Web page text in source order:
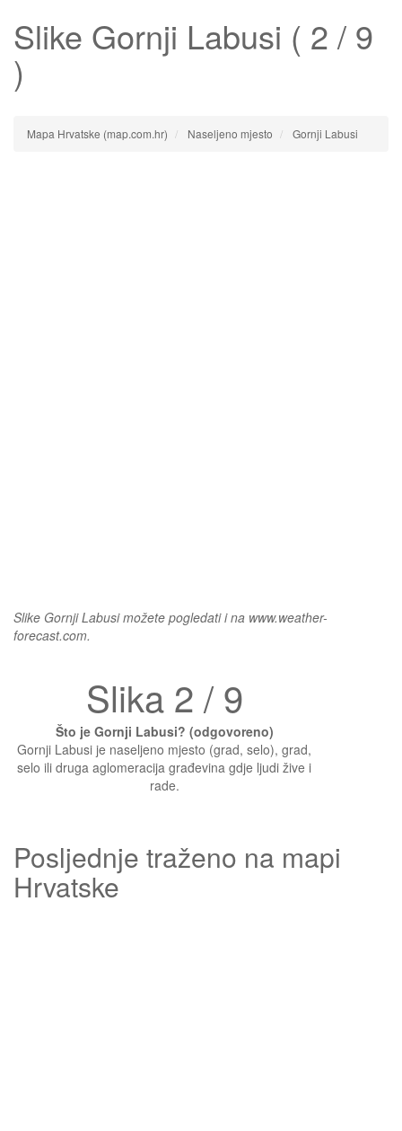
Slike Gornji Labusi ( 2 / 9
)
Mapa Hrvatske (map.com.hr) Naseljeno mjesto Gornji Labusi
Slike Gornji Labusi možete pogledati i na www.weather-
forecast.com.
Slika 2 / 9
Što je Gornji Labusi? (odgovoreno)
Gornji Labusi je naseljeno mjesto (grad, selo), grad,
selo ili druga aglomeracija građevina gdje ljudi žive i
rade.
Posljednje traženo na mapi
Hrvatske